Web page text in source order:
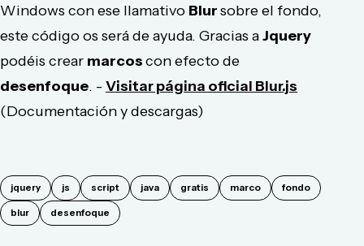
Windows con ese llamativo Blursobre el fondo,
este código os será de ayuda. Gracias aJquery
podéis crear marcoscon efecto de
desenfoque. - Visitar página oficial Blur.js
(Documentación y descargas)
jquery js script java gratis marco fondo
blur desenfoque